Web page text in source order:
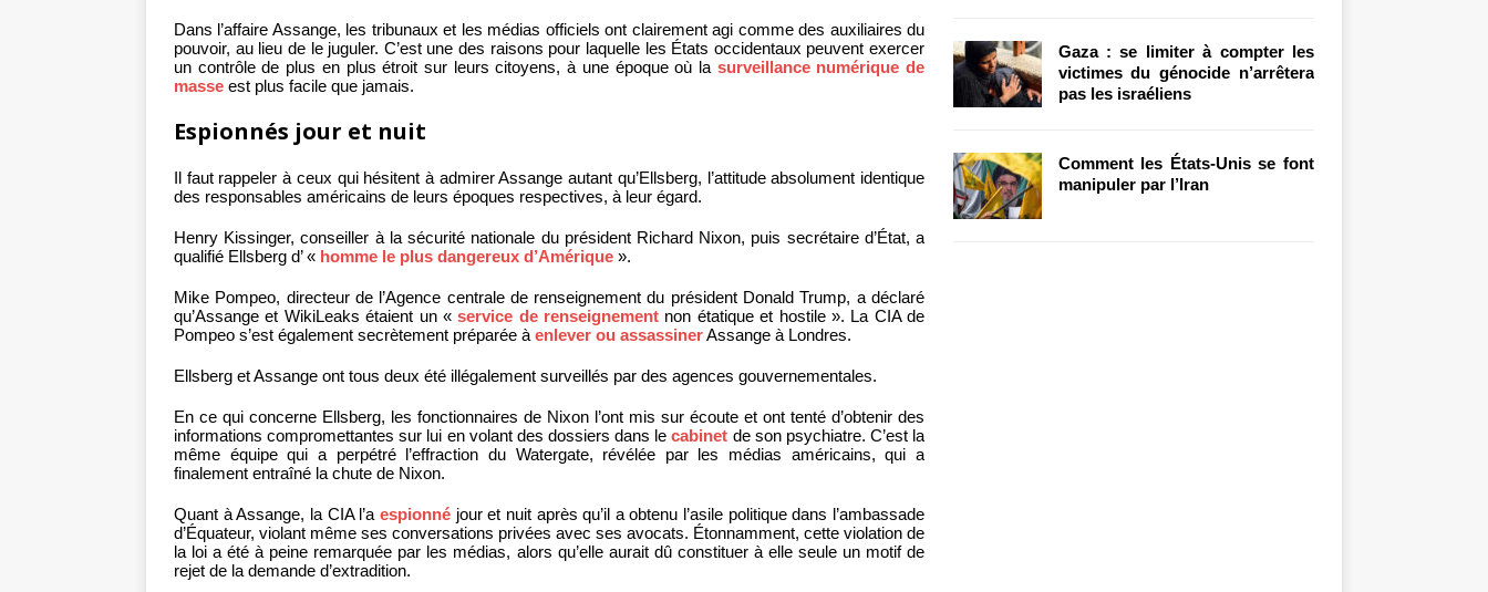
Dans l’affaire Assange, les tribunaux et les médias officiels ont clairement agi comme des auxiliaires du
pouvoir, au lieu de le juguler. C’est une des raisons pour laquelle les États occidentaux peuvent exercer
un contrôle de plus en plus étroit sur leurs citoyens, à une époque où la surveillance numérique de
masse est plus facile que jamais.
Espionnés jour et nuit
Il faut rappeler à ceux qui hésitent à admirer Assange autant qu’Ellsberg, l’attitude absolument identique
des responsables américains de leurs époques respectives, à leur égard.
Henry Kissinger, conseiller à la sécurité nationale du président Richard Nixon, puis secrétaire d’État, a
qualifié Ellsberg d’ « homme le plus dangereux d’Amérique ».
Mike Pompeo, directeur de l’Agence centrale de renseignement du président Donald Trump, a déclaré
qu’Assange et WikiLeaks étaient un «service de renseignement non étatique et hostile ». La CIA de
Pompeo s’est également secrètement préparée à enlever ou assassinerAssange à Londres.
Ellsberg et Assange ont tous deux été illégalement surveillés par des agences gouvernementales.
En ce qui concerne Ellsberg, les fonctionnaires de Nixon l’ont mis sur écoute et ont tenté d’obtenir des
informations compromettantes sur lui en volant des dossiers dans lecabinet de son psychiatre. C’est la
même équipe qui a perpétré l’effraction du Watergate, révélée par les médias américains, qui a
finalement entraîné la chute de Nixon.
Quant à Assange, la CIA l’a espionnéjour et nuit après qu’il a obtenu l’asile politique dans l’ambassade
d’Équateur, violant même ses conversations privées avec ses avocats. Étonnamment, cette violation de
la loi a été à peine remarquée par les médias, alors qu’elle aurait dû constituer à elle seule un motif de
rejet de la demande d’extradition.
Gaza : se limiter à compter les
victimes du génocide n’arrêtera
pas les israéliens
Comment les États-Unis se font
manipuler par l’Iran